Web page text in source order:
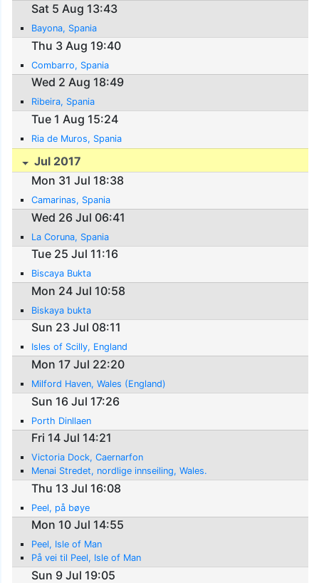
Sat 5 Aug 13:43
Bayona, Spania
Thu 3 Aug 19:40
Combarro, Spania
Wed 2 Aug 18:49
Ribeira, Spania
Tue 1 Aug 15:24
Ria de Muros, Spania
Jul 2017
Mon 31 Jul 18:38
Camarinas, Spania
Wed 26 Jul 06:41
La Coruna, Spania
Tue 25 Jul 11:16
Biscaya Bukta
Mon 24 Jul 10:58
Biskaya bukta
Sun 23 Jul 08:11
Isles of Scilly, England
Mon 17 Jul 22:20
Milford Haven, Wales (England)
Sun 16 Jul 17:26
Porth Dinllaen
Fri 14 Jul 14:21
Victoria Dock, Caernarfon
Menai Stredet, nordlige innseiling, Wales.
Thu 13 Jul 16:08
Peel, på bøye
Mon 10 Jul 14:55
Peel, Isle of Man
På vei til Peel, Isle of Man
Sun 9 Jul 19:05